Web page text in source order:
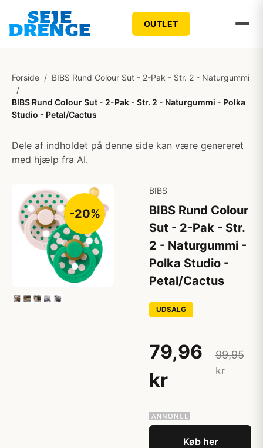
OUTLET
Forside / BIBS Rund Colour Sut - 2-Pak - Str. 2 - Naturgummi
/
BIBS Rund Colour Sut - 2-Pak - Str. 2 - Naturgummi - Polka
Studio - Petal/Cactus
Dele af indholdet på denne side kan være genereret
med hjælp fra AI.
-20%
BIBS
BIBS Rund Colour
Sut - 2-Pak - Str.
2 - Naturgummi -
Polka Studio -
Petal/Cactus
UDSALG
79,96
kr
99,95
kr
Køb her